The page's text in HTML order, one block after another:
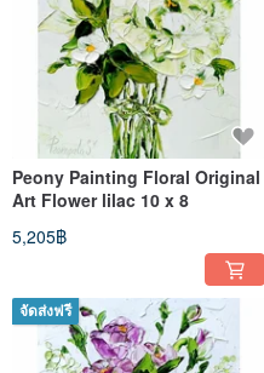
Peony Painting Floral Original
Art Flower lilac 10 x 8
5,205฿
จัดส่งฟรี